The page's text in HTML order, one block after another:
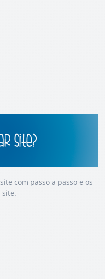
com passo a passo e os
site.